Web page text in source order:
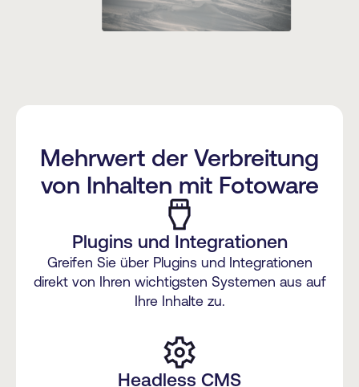
Mehrwert der Verbreitung
von Inhalten mit Fotoware
Plugins und Integrationen
Greifen Sie über Plugins und Integrationen
direkt von Ihren wichtigsten Systemen aus auf
Ihre Inhalte zu.
Headless CMS